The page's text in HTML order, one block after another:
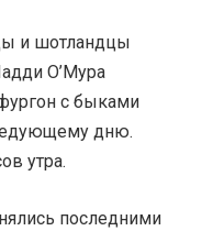
и шотландцы
О’Мура
с быками
дню.
утра.
последними